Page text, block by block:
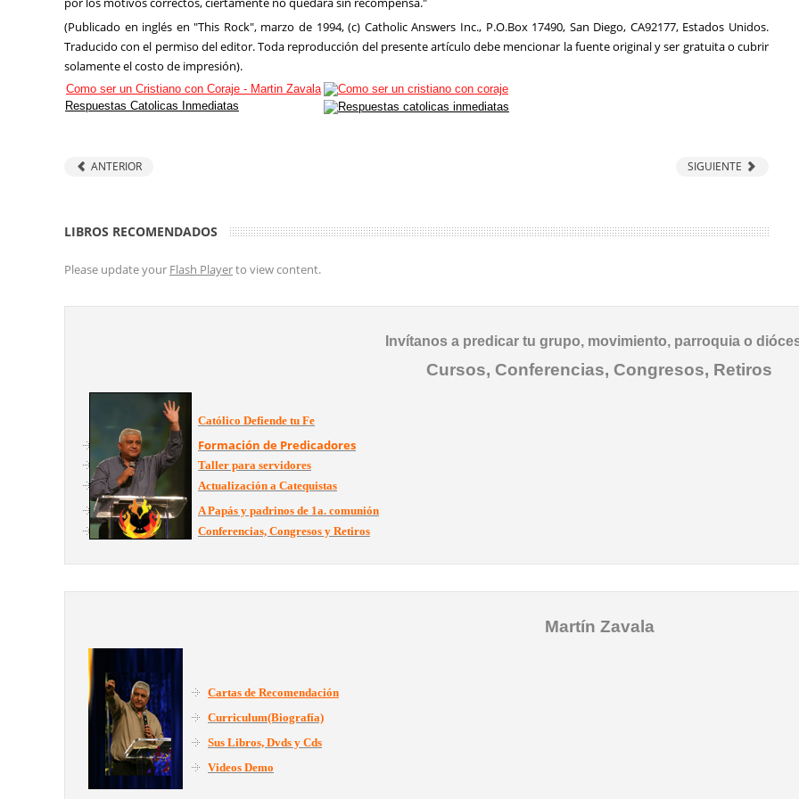
(Publicado en inglés en "This Rock", marzo de 1994, (c) Catholic Answers Inc., P.O.Box 17490, San Diego, CA92177, Estados Unidos.
Traducido con el permiso del editor. Toda reproducción del presente artículo debe mencionar la fuente original y ser gratuita o cubrir
solamente el costo de impresión).
Como ser un Cristiano con Coraje - Martin Zavala
Respuestas Catolicas Inmediatas
ANTERIOR SIGUIENTE
LIBROS RECOMENDADOS
Please update your Flash Playerto view content.
Invítanos a predicar tu grupo, movimiento, parroquia o
Cursos, Conferencias, Congresos, Retiros
Católico Defiende tu Fe
Formación de Predicadores
Taller para servidores
Actualización a Catequistas
A Papás y padrinos de 1a. comunión
Conferencias, Congresos y Retiros
Martín Zavala
Cartas de Recomendación
Curriculum(Biografía)
Sus Libros, Dvds y Cds
Videos Demo